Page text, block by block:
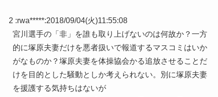
2 :rwa*****:2018/09/04(火)11:55:08
宮川選手の「非」を誰も取り上げないのは何故か？一方
的に塚原夫妻だけを悪者扱いで報道するマスコミはいか
がなものか？塚原夫妻を体操協会かる追放させることだ
けを目的とした騒動としか考えられない。別に塚原夫妻
を援護する気持ちはないが